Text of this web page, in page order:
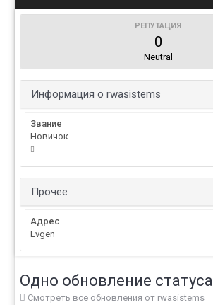
РЕПУТАЦИЯ
0
Neutral
Информация о rwasistems
Звание
Новичок
Прочее
Адрес
Evgen
Одно обновление статуса
Смотреть все обновления от rwasistems